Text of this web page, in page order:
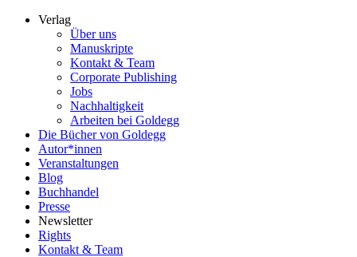
Verlag
Über uns
Manuskripte
Kontakt & Team
Corporate Publishing
Jobs
Nachhaltigkeit
Arbeiten bei Goldegg
Die Bücher von Goldegg
Autor*innen
Veranstaltungen
Blog
Buchhandel
Presse
Newsletter
Rights
Kontakt & Team